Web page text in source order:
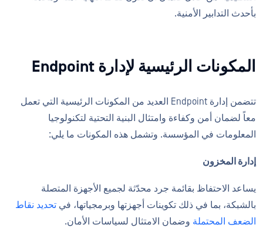
بأحدث التدابير الأمنية.
المكونات الرئيسية لإدارة Endpoint
تتضمن إدارة Endpoint العديد من المكونات الرئيسية التي تعمل
معاً لضمان أمن وكفاءة وامتثال البنية التحتية لتكنولوجيا
المعلومات في المؤسسة. وتشمل هذه المكونات ما يلي:
إدارة المخزون
يساعد الاحتفاظ بقائمة جرد محدّثة لجميع الأجهزة المتصلة
بالشبكة، بما في ذلك تكوينات أجهزتها وبرمجياتها، في تحديد نقاط
الضعف المحتملة وضمان الامتثال لسياسات الأمان.